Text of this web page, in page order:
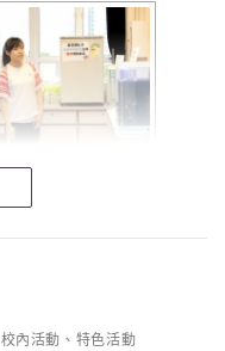
校內活動 、 特色活動